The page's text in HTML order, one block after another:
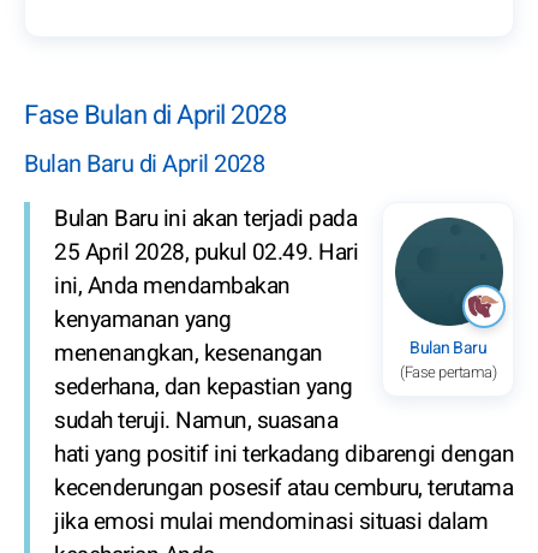
Fase Bulan di April 2028
Bulan Baru di April 2028
Bulan Baru
(Fase pertama)
Bulan Baru ini akan terjadi pada
25 April 2028, pukul 02.49. Hari
ini, Anda mendambakan
kenyamanan yang
menenangkan, kesenangan
sederhana, dan kepastian yang
sudah teruji. Namun, suasana
hati yang positif ini terkadang dibarengi dengan
kecenderungan posesif atau cemburu, terutama
jika emosi mulai mendominasi situasi dalam